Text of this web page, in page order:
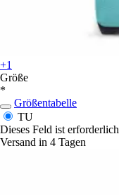
+1
Größe
*
Größentabelle
TU
Dieses Feld ist erforderlich
Versand in 4 Tagen